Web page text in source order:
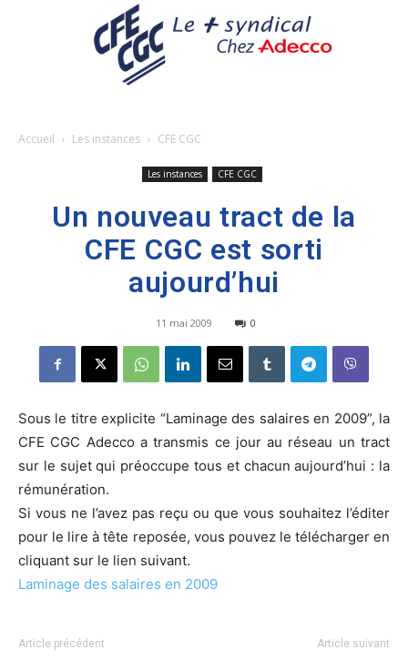
Accueil Les instances CFE CGC
Les instances CFE CGC
Un nouveau tract de la
CFE CGC est sorti
aujourd’hui
11 mai 2009 0
Sous le titre explicite “Laminage des salaires en 2009”, la
CFE CGC Adecco a transmis ce jour au réseau un tract
sur le sujet qui préoccupe tous et chacun aujourd’hui : la
rémunération.
Si vous ne l’avez pas reçu ou que vous souhaitez l’éditer
pour le lire à tête reposée, vous pouvez le télécharger en
cliquant sur le lien suivant.
Laminage des salaires en 2009
Article précédent Article suivant